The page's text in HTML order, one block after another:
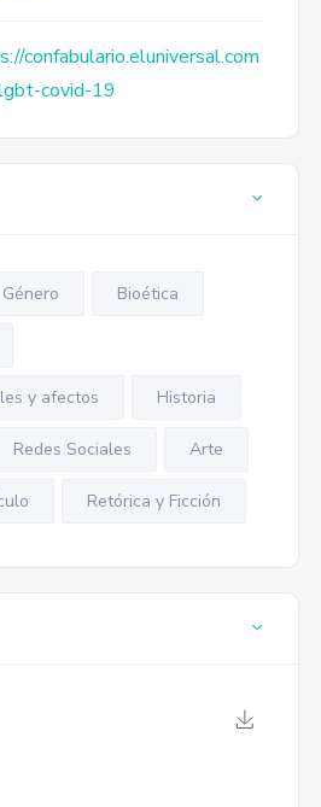
confabulario.eluniversal.com
covid-19
Género Bioética
y afectos Historia
Redes Sociales Arte
Retórica y Ficción